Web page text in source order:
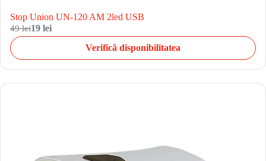
Stop Union UN-120 AM 2led USB
49 lei19 lei
Verifică disponibilitatea